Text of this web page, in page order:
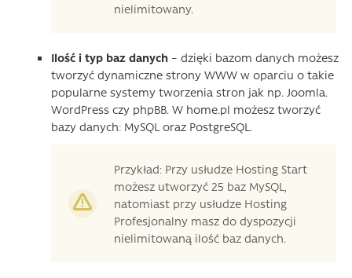
nielimitowany.
Ilość i typ baz danych – dzięki bazom danych możesz
tworzyć dynamiczne strony WWW w oparciu o takie
popularne systemy tworzenia stron jak np. Joomla.
WordPress czy phpBB. W home.pl możesz tworzyć
bazy danych: MySQL oraz PostgreSQL.
Przykład: Przy usłudze Hosting Start
możesz utworzyć 25 baz MySQL,
natomiast przy usłudze Hosting
Profesjonalny masz do dyspozycji
nielimitowaną ilość baz danych.